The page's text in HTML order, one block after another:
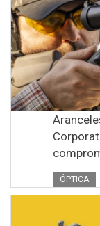
ÓPTICA